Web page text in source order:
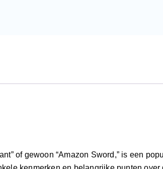
of gewoon “Amazon Sword,” is een